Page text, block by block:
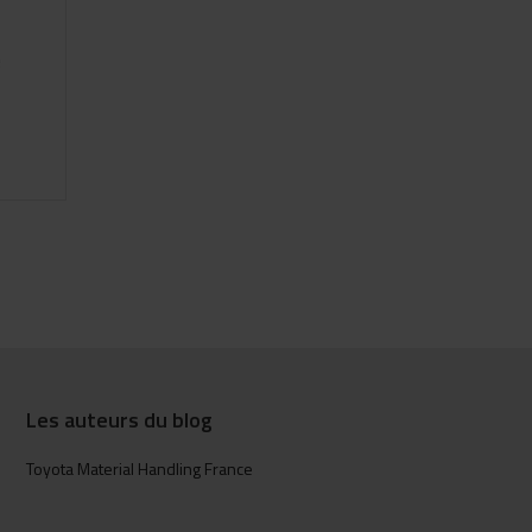
Les auteurs du blog
Toyota Material Handling France